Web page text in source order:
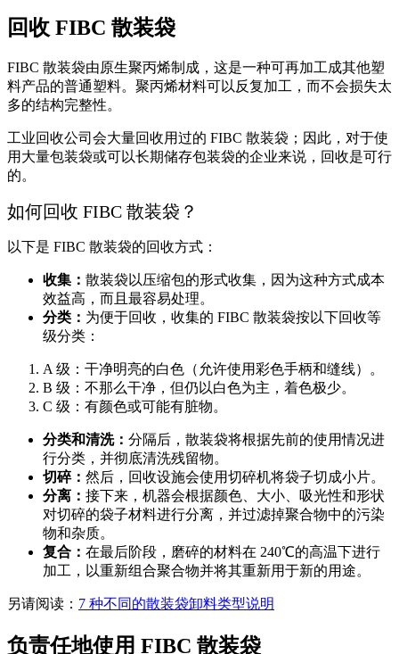
回收 FIBC 散装袋
FIBC 散装袋由原生聚丙烯制成，这是一种可再加工成其他塑
料产品的普通塑料。聚丙烯材料可以反复加工，而不会损失太
多的结构完整性。
工业回收公司会大量回收用过的 FIBC 散装袋；因此，对于使
用大量包装袋或可以长期储存包装袋的企业来说，回收是可行
的。
如何回收 FIBC 散装袋？
以下是 FIBC 散装袋的回收方式：
收集： 散装袋以压缩包的形式收集，因为这种方式成本
效益高，而且最容易处理。
分类： 为便于回收，收集的 FIBC 散装袋按以下回收等
级分类：
A 级：干净明亮的白色（允许使用彩色手柄和缝线）。
B 级：不那么干净，但仍以白色为主，着色极少。
C 级：有颜色或可能有脏物。
分类和清洗： 分隔后，散装袋将根据先前的使用情况进
行分类，并彻底清洗残留物。
切碎： 然后，回收设施会使用切碎机将袋子切成小片。
分离： 接下来，机器会根据颜色、大小、吸光性和形状
对切碎的袋子材料进行分离，并过滤掉聚合物中的污染
物和杂质。
复合： 在最后阶段，磨碎的材料在 240℃的高温下进行
加工，以重新组合聚合物并将其重新用于新的用途。
另请阅读： 7 种不同的散装袋卸料类型说明
负责任地使用 FIBC 散装袋